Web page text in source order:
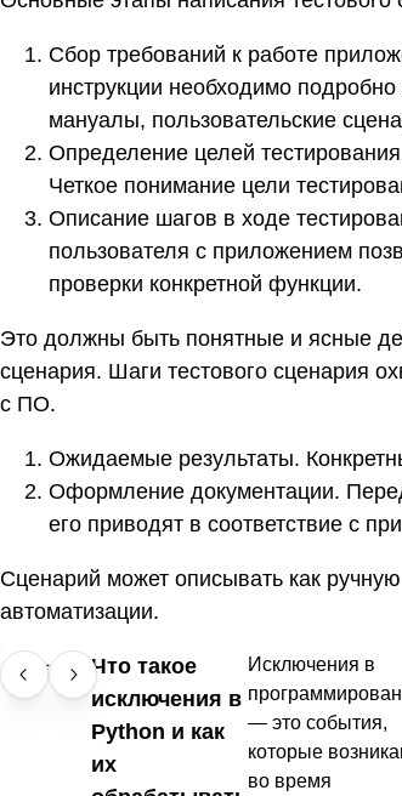
Сбор требований к работе
инструкции необходимо
мануалы, пользовательские
Определение целей
Четкое понимание цели
Описание шагов в ходе
пользователя с приложением
проверки конкретной функции.
Это должны быть понятные и ясные
сценария. Шаги тестового сценария
с ПО.
Ожидаемые результаты.
Оформление документации.
его приводят в соответствие с
Сценарий может описывать как
автоматизации.
Что такое
исключения в
Python и как
их
Исключения в
— это события,
которые
во время